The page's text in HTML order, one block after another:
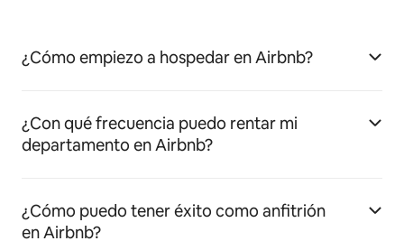
¿Cómo empiezo a hospedar en Airbnb?
¿Con qué frecuencia puedo rentar mi
departamento en Airbnb?
¿Cómo puedo tener éxito como anfitrión
en Airbnb?